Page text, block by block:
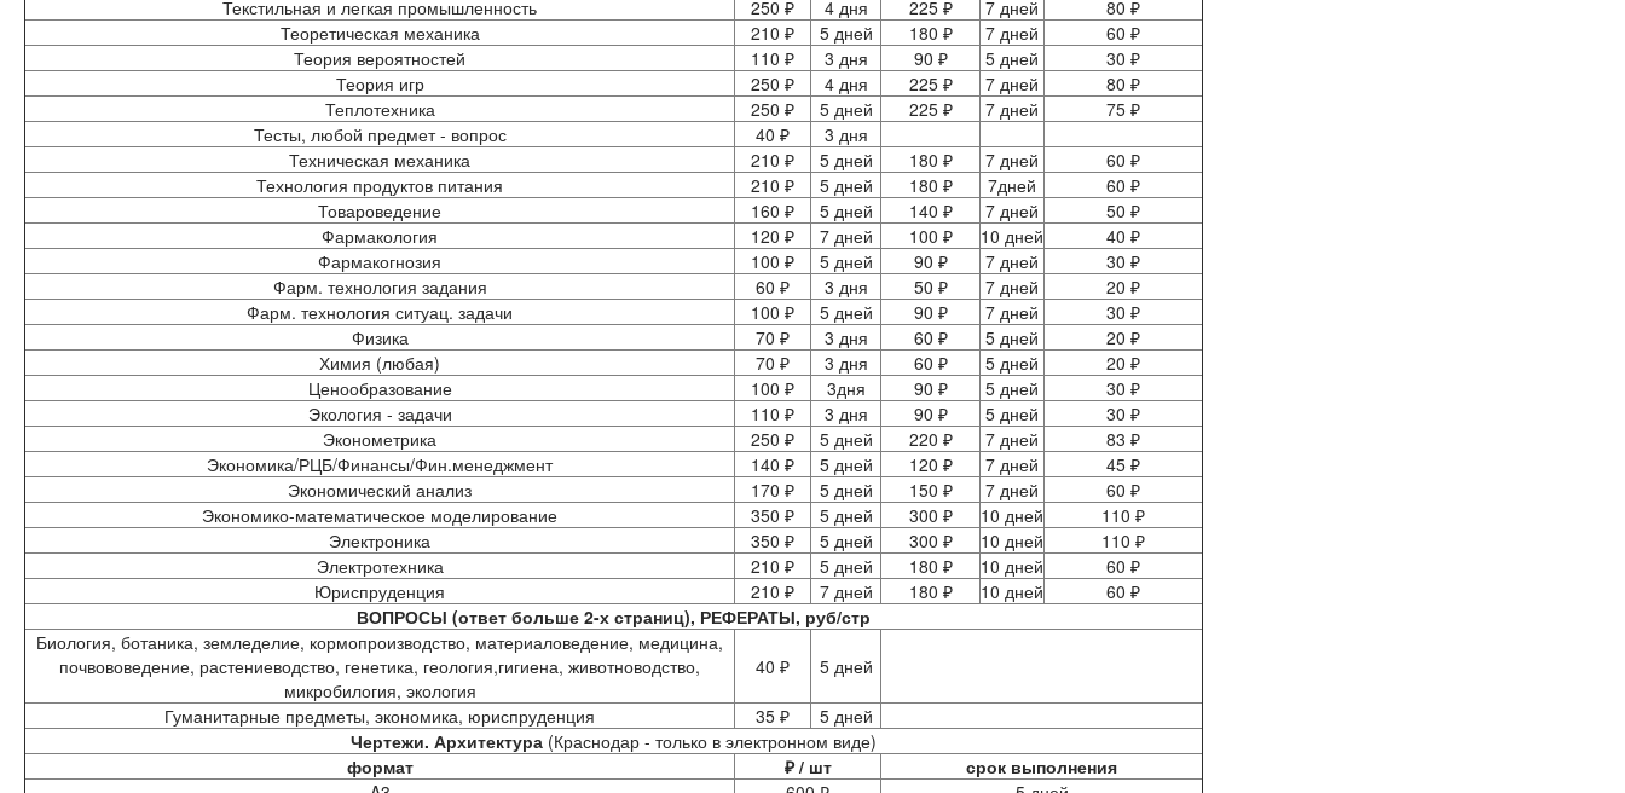
Текстильная и легкая промышленность
250 ₽ 4 дня 225 ₽ 7 дней
80 ₽
Теоретическая механика
210 ₽ 5 дней 180 ₽ 7 дней
60 ₽
Теория вероятностей
110 ₽ 3 дня 90 ₽ 5 дней
30 ₽
Теория игр
250 ₽ 4 дня 225 ₽ 7 дней
80 ₽
Теплотехника
250 ₽ 5 дней 225 ₽ 7 дней
75 ₽
Тесты, любой предмет - вопрос
40 ₽
3 дня
Техническая механика
210 ₽ 5 дней 180 ₽ 7 дней
60 ₽
Технология продуктов питания
210 ₽ 5 дней 180 ₽ 7дней
60 ₽
Товароведение
160 ₽ 5 дней 140 ₽ 7 дней
50 ₽
Фармакология
120 ₽ 7 дней 100 ₽ 10 дней
40 ₽
Фармакогнозия
100 ₽ 5 дней 90 ₽ 7 дней
30 ₽
Фарм. технология задания
60 ₽ 3 дня 50 ₽ 7 дней
20 ₽
Фарм. технология ситуац. задачи
100 ₽ 5 дней 90 ₽ 7 дней
30 ₽
Физика
70 ₽ 3 дня 60 ₽ 5 дней
20 ₽
Химия (любая)
70 ₽ 3 дня 60 ₽ 5 дней
20 ₽
Ценообразование
100 ₽ 3дня 90 ₽ 5 дней
30 ₽
Экология - задачи
110 ₽ 3 дня 90 ₽ 5 дней
30 ₽
Эконометрика
250 ₽ 5 дней 220 ₽ 7 дней
83 ₽
Экономика/РЦБ/Финансы/Фин.менеджмент
140 ₽ 5 дней 120 ₽ 7 дней
45 ₽
Экономический анализ
170 ₽ 5 дней 150 ₽ 7 дней
60 ₽
Экономико-математическое моделирование
350 ₽ 5 дней 300 ₽ 10 дней
110 ₽
Электроника
350 ₽ 5 дней 300 ₽ 10 дней
110 ₽
Электротехника
210 ₽ 5 дней 180 ₽ 10 дней
60 ₽
Юриспруденция
210 ₽ 7 дней 180 ₽ 10 дней
60 ₽
ВОПРОСЫ (ответ больше 2-х страниц), РЕФЕРАТЫ, руб/стр
Биология, ботаника, земледелие, кормопроизводство, материаловедение, медицина,
почвововедение, растениеводство, генетика, геология,гигиена, животноводство,
микробилогия, экология
40 ₽ 5 дней
Гуманитарные предметы, экономика, юриспруденция 35 ₽
5 дней
Чертежи. Архитектура (Краснодар - только в электронном виде)
формат
₽ / шт
срок выполнения